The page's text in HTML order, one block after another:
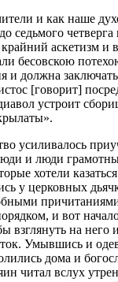
и как наше
седьмого
аскетизм
бесовскою
и должна
[говорит]
устроит
усиливалось
и люди
хотели
у церковных
и вот
взглянуть на
Умывшись и
дома и
читал вслух